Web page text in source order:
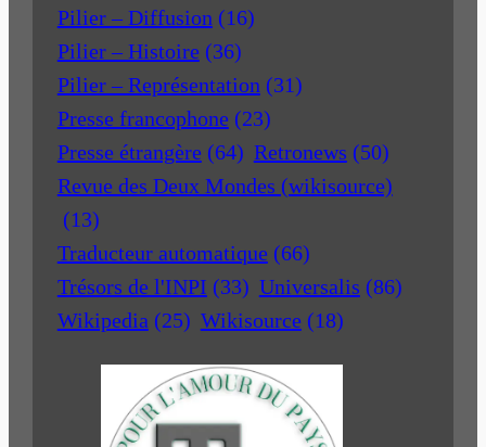
Pilier – Diffusion (16)
Pilier – Histoire (36)
Pilier – Représentation (31)
Presse francophone (23)
Presse étrangère (64) Retronews (50)
Revue des Deux Mondes (wikisource)
(13)
Traducteur automatique (66)
Trésors de l'INPI (33) Universalis (86)
Wikipedia (25) Wikisource (18)